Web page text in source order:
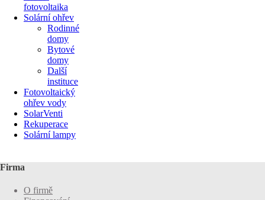
fotovoltaika
Solární ohřev
Rodinné
domy
Bytové
domy
Další
instituce
Fotovoltaický
ohřev vody
SolarVenti
Rekuperace
Solární lampy
Firma
O firmě